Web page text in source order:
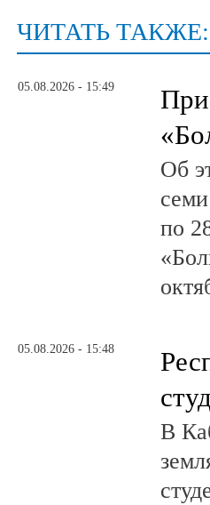
ЧИТАТЬ ТАКЖЕ:
05.08.2026 - 15:49
Об
по
05.08.2026 - 15:48
В